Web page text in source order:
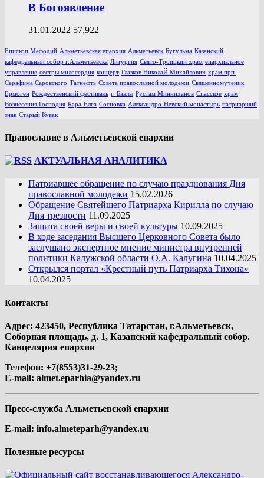
В Богоявление
31.01.2022 57,922
Епископ Мефодий Альметьевская епархия Альметьевск Бугульма Казанский
кафедральный собор г.Альметьевска Литургия Свято-Троицкий храм епархиальное
управление сестры милосердия концерт Глазков НиколаЙ Михайлович храм прп.
Серафима Саровского Татнефть Совета православной молодежи Священномученик
Ермоген Рождественский фестиваль г. Бавлы Рустам Минниханов Спасское храм
Вознесения Господня Кара-Елга Сосновка Александро-Невский монастырь патриарший
знак Старый Кувак
Православие в Альметьевской епархии
АКТУАЛЬНАЯ АНАЛИТИКА
Патриаршее обращение по случаю празднования Дня
православной молодежи 15.02.2026
Обращение Святейшего Патриарха Кирилла по случаю
Дня трезвости 11.09.2025
Защита своей веры и своей культуры 10.09.2025
В ходе заседания Высшего Церковного Совета было
заслушано экспертное мнение министра внутренней
политики Калужской области О.А. Калугина 10.04.2025
Открылся портал «Крестный путь Патриарха Тихона»
10.04.2025
Контакты
Адрес: 423450, Республика Татарстан, г.Альметьевск,
Соборная площадь, д. 1, Казанский кафедральный собор.
Канцелярия епархии
Телефон: +7(8553)31-29-23;
E-mail: almet.eparhia@yandex.ru
Пресс-служба Альметьевской епархии
E-mail: info.almeteparh@yandex.ru
Полезные ресурсы